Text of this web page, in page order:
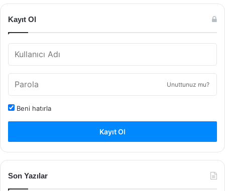
Kayıt Ol
Unuttunuz mu?
Beni hatırla
Kayıt Ol
Son Yazılar